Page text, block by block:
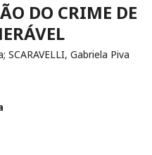
DO CRIME DE
SCARAVELLI, Gabriela Piva